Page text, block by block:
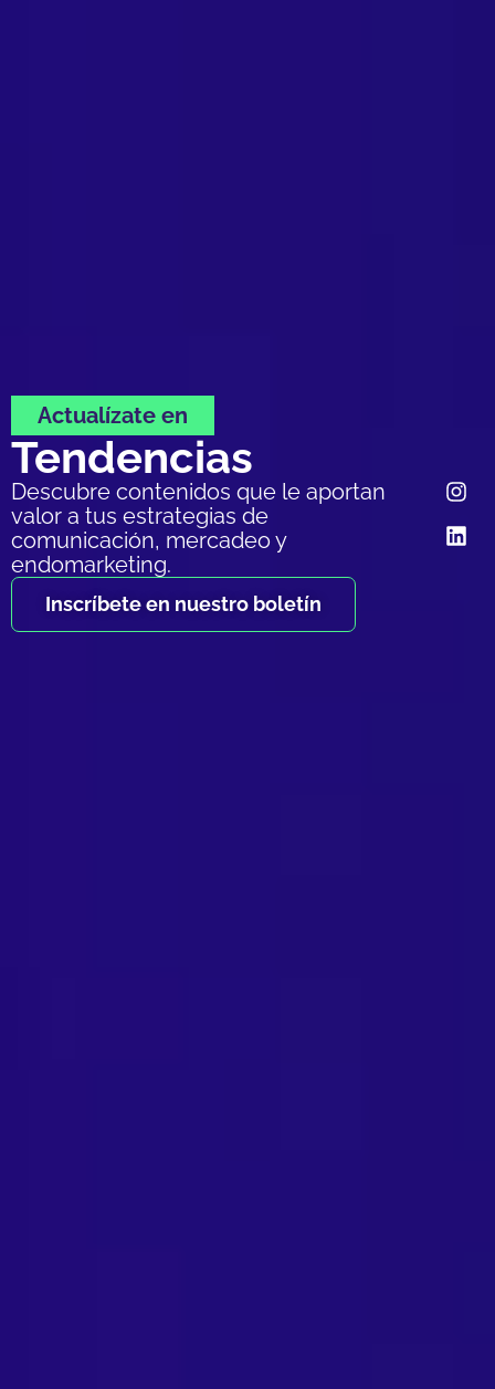
Actualízate en
Tendencias
Descubre contenidos que le aportan
valor a tus estrategias de
comunicación, mercadeo y
endomarketing.
Inscríbete en nuestro boletín